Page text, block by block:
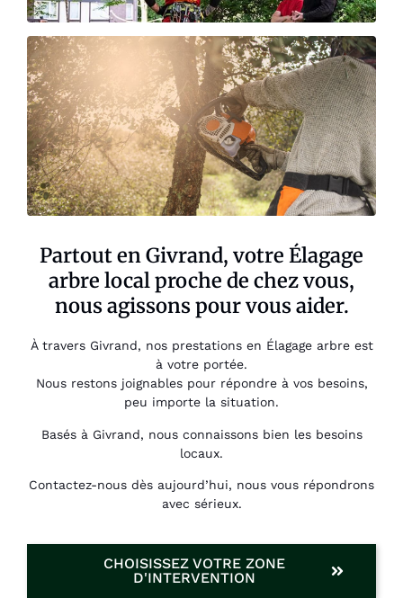
Partout en Givrand, votre Élagage
arbre local proche de chez vous,
nous agissons pour vous aider.
À travers Givrand, nos prestations en Élagage arbre est
à votre portée.
Nous restons joignables pour répondre à vos besoins,
peu importe la situation.
Basés à Givrand, nous connaissons bien les besoins
locaux.
Contactez-nous dès aujourd’hui, nous vous répondrons
avec sérieux.
CHOISISSEZ VOTRE ZONE
D'INTERVENTION